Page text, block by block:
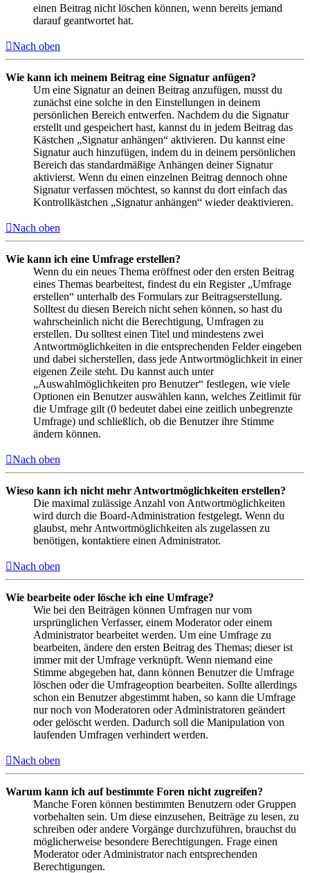
einen Beitrag nicht löschen können, wenn bereits jemand
darauf geantwortet hat.
Nach oben
Wie kann ich meinem Beitrag eine Signatur anfügen?
Um eine Signatur an deinen Beitrag anzufügen, musst du
zunächst eine solche in den Einstellungen in deinem
persönlichen Bereich entwerfen. Nachdem du die Signatur
erstellt und gespeichert hast, kannst du in jedem Beitrag das
Kästchen „Signatur anhängen“ aktivieren. Du kannst eine
Signatur auch hinzufügen, indem du in deinem persönlichen
Bereich das standardmäßige Anhängen deiner Signatur
aktivierst. Wenn du einen einzelnen Beitrag dennoch ohne
Signatur verfassen möchtest, so kannst du dort einfach das
Kontrollkästchen „Signatur anhängen“ wieder deaktivieren.
Nach oben
Wie kann ich eine Umfrage erstellen?
Wenn du ein neues Thema eröffnest oder den ersten Beitrag
eines Themas bearbeitest, findest du ein Register „Umfrage
erstellen“ unterhalb des Formulars zur Beitragserstellung.
Solltest du diesen Bereich nicht sehen können, so hast du
wahrscheinlich nicht die Berechtigung, Umfragen zu
erstellen. Du solltest einen Titel und mindestens zwei
Antwortmöglichkeiten in die entsprechenden Felder eingeben
und dabei sicherstellen, dass jede Antwortmöglichkeit in einer
eigenen Zeile steht. Du kannst auch unter
„Auswahlmöglichkeiten pro Benutzer“ festlegen, wie viele
Optionen ein Benutzer auswählen kann, welches Zeitlimit für
die Umfrage gilt (0 bedeutet dabei eine zeitlich unbegrenzte
Umfrage) und schließlich, ob die Benutzer ihre Stimme
ändern können.
Nach oben
Wieso kann ich nicht mehr Antwortmöglichkeiten erstellen?
Die maximal zulässige Anzahl von Antwortmöglichkeiten
wird durch die Board-Administration festgelegt. Wenn du
glaubst, mehr Antwortmöglichkeiten als zugelassen zu
benötigen, kontaktiere einen Administrator.
Nach oben
Wie bearbeite oder lösche ich eine Umfrage?
Wie bei den Beiträgen können Umfragen nur vom
ursprünglichen Verfasser, einem Moderator oder einem
Administrator bearbeitet werden. Um eine Umfrage zu
bearbeiten, ändere den ersten Beitrag des Themas; dieser ist
immer mit der Umfrage verknüpft. Wenn niemand eine
Stimme abgegeben hat, dann können Benutzer die Umfrage
löschen oder die Umfrageoption bearbeiten. Sollte allerdings
schon ein Benutzer abgestimmt haben, so kann die Umfrage
nur noch von Moderatoren oder Administratoren geändert
oder gelöscht werden. Dadurch soll die Manipulation von
laufenden Umfragen verhindert werden.
Nach oben
Warum kann ich auf bestimmte Foren nicht zugreifen?
Manche Foren können bestimmten Benutzern oder Gruppen
vorbehalten sein. Um diese einzusehen, Beiträge zu lesen, zu
schreiben oder andere Vorgänge durchzuführen, brauchst du
möglicherweise besondere Berechtigungen. Frage einen
Moderator oder Administrator nach entsprechenden
Berechtigungen.